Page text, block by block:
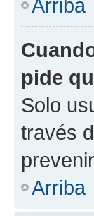
Arriba
pide
Solo
través
Arriba